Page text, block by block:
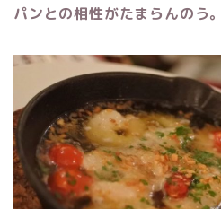
パンとの相性がたまらんのう。